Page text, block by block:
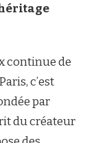
continue de
c’est
par
du créateur